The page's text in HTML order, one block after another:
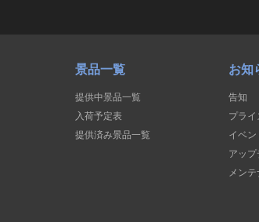
景品一覧
提供中景品一覧
入荷予定表
提供済み景品一覧
お知
告知
プライ
イベン
アップ
メン